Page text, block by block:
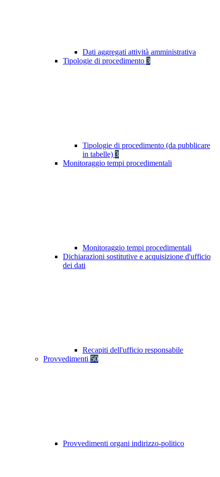
Dati aggregati attività amministrativa
Tipologie di procedimento 3
Tipologie di procedimento (da pubblicare
in tabelle) 3
Monitoraggio tempi procedimentali
Monitoraggio tempi procedimentali
Dichiarazioni sostitutive e acquisizione d'ufficio
dei dati
Recapiti dell'ufficio responsabile
Provvedimenti 50
Provvedimenti organi indirizzo-politico